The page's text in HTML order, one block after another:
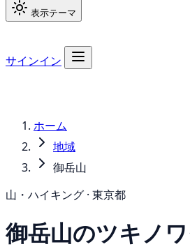
表示テーマ
サインイン
ホーム
地域
御岳山
山・ハイキング · 東京都
御岳山のツキノ